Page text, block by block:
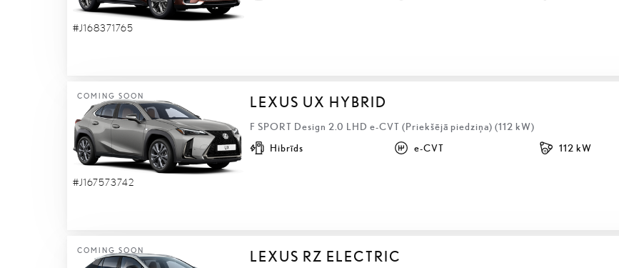
#J168371765
COMING SOON
#J167573742
LEXUS UX HYBRID
F SPORT Design 2.0 LHD e-CVT (Priekšējā piedziņa) (112 kW)
Hibrīds e-CVT 112 kW
COMING SOON LEXUS RZ ELECTRIC